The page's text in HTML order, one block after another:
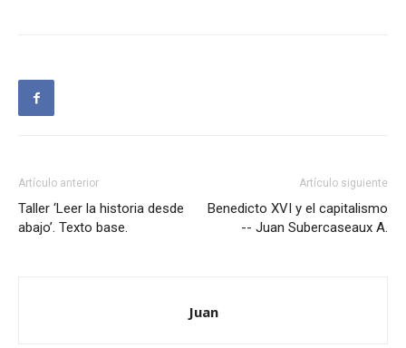
Artículo anterior
Taller ‘Leer la historia desde
abajo’. Texto base.
Artículo siguiente
Benedicto XVI y el capitalismo
-- Juan Subercaseaux A.
Juan